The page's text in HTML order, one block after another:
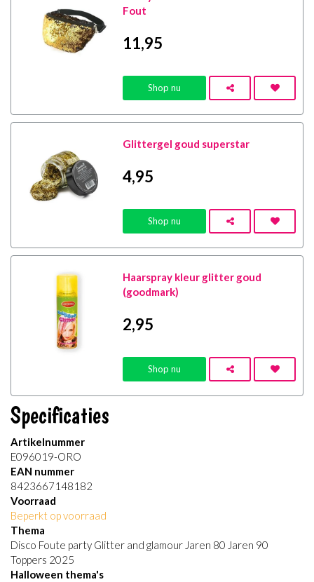
Fout
11,95
Shop nu
Glittergel goud superstar
4,95
Shop nu
Haarspray kleur glitter goud
(goodmark)
2,95
Shop nu
Specificaties
Artikelnummer
E096019-ORO
EAN nummer
8423667148182
Voorraad
Beperkt op voorraad
Thema
Disco Foute party Glitter and glamour Jaren 80 Jaren 90
Toppers 2025
Halloween thema's